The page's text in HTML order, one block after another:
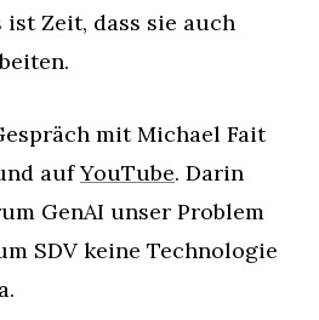
Zeit, dass sie auch
mit Michael Fait
auf YouTube. Darin
GenAI unser Problem
SDV keine Technologie